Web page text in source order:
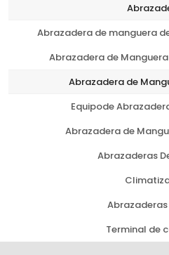
Abrazadera de manguera
Abrazadera de
Abrazadera de
Equipode
Abrazadera de
Abrazaderas
Abrazaderas
Terminal de